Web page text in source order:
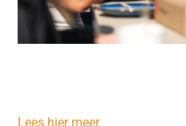
Lees hier meer